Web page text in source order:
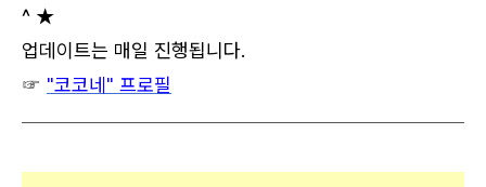
^ ★
업데이트는 매일 진행됩니다.
☞ "코코네" 프로필